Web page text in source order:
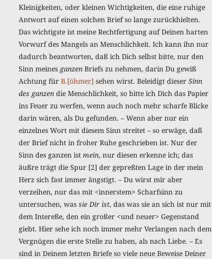
Kleinigkeiten, oder kleinen Wichtigkeiten, die eine ruhige
Antwort auf einen solchen Brief so lange zurückhielten.
Das wichtigste ist meine Rechtfertigung auf Deinen harten
Vorwurf des Mangels an Menschlichkeit. Ich kann ihn nur
dadurch beantworten, daß ich Dich selbst bitte, nur den
Sinn meines ganzenBriefs zu nehmen, darin Du gewiß
Achtung für B.[öhmer] sehen wirst. Beleidigt dieser Sinn
des ganzendie Menschlichkeit, so bitte ich Dich das Papier
ins Feuer zu werfen, wenn auch noch mehr scharfe Blicke
darin wären, als Du gefunden. – Wenn aber nur ein
einzelnes Wort mit diesem Sinn streitet – so erwäge, daß
der Brief nicht in froher Ruhe geschrieben ist. Nur der
Sinn des ganzen ist mein, nur diesen erkenne ich; das
äußre trägt die Spur [2] der gepreßten Lage in der mein
Herz sich fast immer ängstigt. – Du wirst mir aber
verzeihen, nur das mit <innerstem> Scharfsinn zu
untersuchen, was sie Dir ist, das was sie an sich ist nur mit
dem Intereße, den ein großer <und neuer> Gegenstand
giebt. Hier sehe ich noch immer mehr Verlangen nach dem
Vergnügen die erste Stelle zu haben, als nach Liebe. – Es
sind in Deinem letzten Briefe so viele neue Beweise Deiner